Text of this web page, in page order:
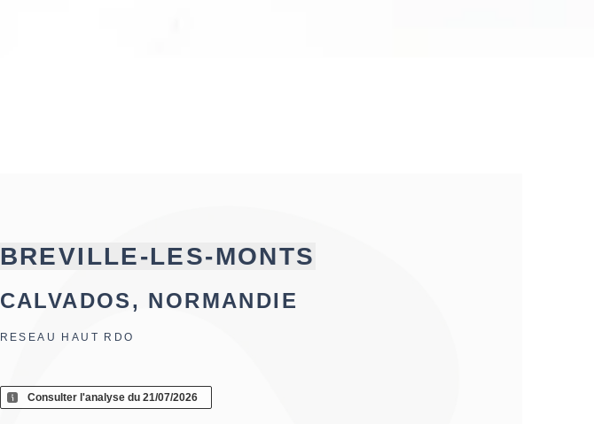
BREVILLE-LES-MONTS
CALVADOS, NORMANDIE
RESEAU HAUT RDO
Consulter l'analyse du 21/07/2026